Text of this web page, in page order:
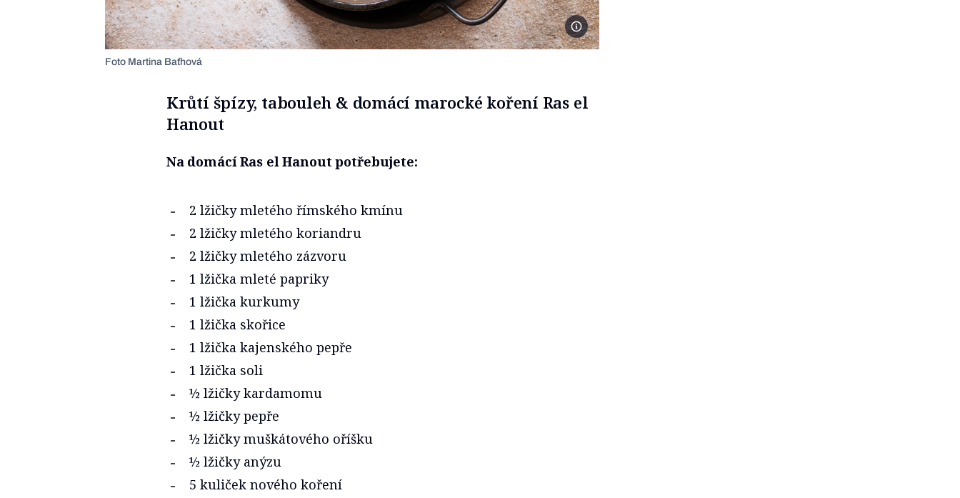
Foto Martina Baťhová
Foto Martina Baťhová
Krůtí špízy, tabouleh & domácí marocké koření Ras el
Hanout
Na domácí Ras el Hanout potřebujete:
2 lžičky mletého římského kmínu
2 lžičky mletého koriandru
2 lžičky mletého zázvoru
1 lžička mleté papriky
1 lžička kurkumy
1 lžička skořice
1 lžička kajenského pepře
1 lžička soli
½ lžičky kardamomu
½ lžičky pepře
½ lžičky muškátového oříšku
½ lžičky anýzu
5 kuliček nového koření